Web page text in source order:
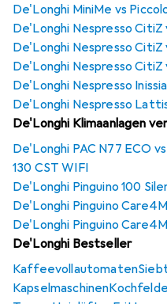
De'Longhi MiniMe vs
De'Longhi Nespresso
De'Longhi Nespresso CitiZ
De'Longhi Nespresso CitiZ
De'Longhi Nespresso
De'Longhi Nespresso
De'Longhi Klimaanlagen
De'Longhi PAC N77 ECO
130 CST WIFI
De'Longhi Pinguino 100
De'Longhi Pinguino
De'Longhi Pinguino
De'Longhi Bestseller
Kaffeevollautomaten
Kapselmaschinen